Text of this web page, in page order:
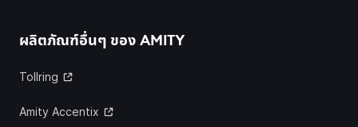
ผลิตภัณฑ์อื่นๆ ของ AMITY
Tollring
Amity Accentix